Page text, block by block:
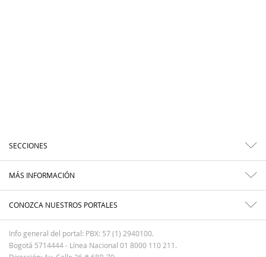
SECCIONES
MÁS INFORMACIÓN
CONOZCA NUESTROS PORTALES
Info general del portal: PBX: 57 (1) 2940100.
Bogotá 5714444 - Línea Nacional 01 8000 110 211.